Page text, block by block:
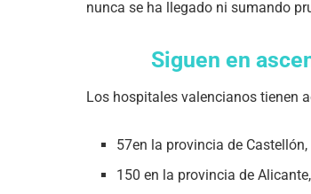
nunca se ha llegado ni sumando
Siguen en
Los hospitales valencianos tienen
57en la provincia de
150 en la provincia de